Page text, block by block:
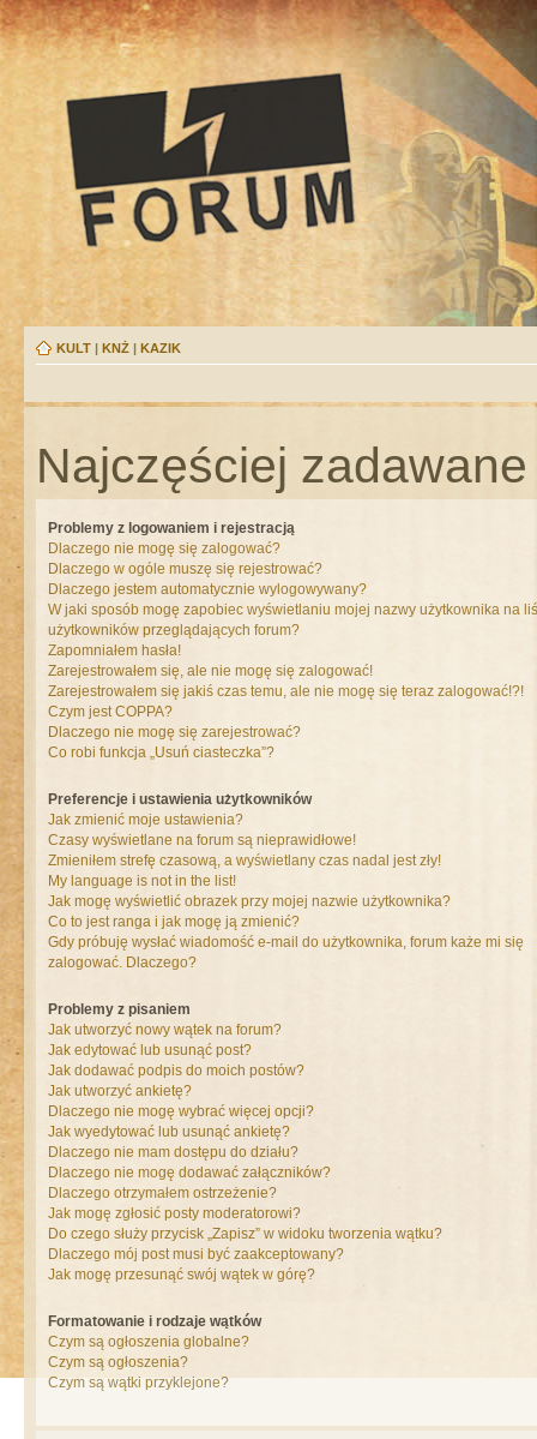
KULT | KNŻ | KAZIK
Najczęściej
Problemy z logowaniem i rejestracją
Dlaczego nie mogę się zalogować?
Dlaczego w ogóle muszę się rejestrować?
Dlaczego jestem automatycznie wylogowywany?
W jaki sposób mogę zapobiec wyświetlaniu mojej nazwy użytkownika na
użytkowników przeglądających forum?
Zapomniałem hasła!
Zarejestrowałem się, ale nie mogę się zalogować!
Zarejestrowałem się jakiś czas temu, ale nie mogę się teraz zalogować!?!
Czym jest COPPA?
Dlaczego nie mogę się zarejestrować?
Co robi funkcja „Usuń ciasteczka”?
Preferencje i ustawienia użytkowników
Jak zmienić moje ustawienia?
Czasy wyświetlane na forum są nieprawidłowe!
Zmieniłem strefę czasową, a wyświetlany czas nadal jest zły!
My language is not in the list!
Jak mogę wyświetlić obrazek przy mojej nazwie użytkownika?
Co to jest ranga i jak mogę ją zmienić?
Gdy próbuję wysłać wiadomość e-mail do użytkownika, forum każe mi się
zalogować. Dlaczego?
Problemy z pisaniem
Jak utworzyć nowy wątek na forum?
Jak edytować lub usunąć post?
Jak dodawać podpis do moich postów?
Jak utworzyć ankietę?
Dlaczego nie mogę wybrać więcej opcji?
Jak wyedytować lub usunąć ankietę?
Dlaczego nie mam dostępu do działu?
Dlaczego nie mogę dodawać załączników?
Dlaczego otrzymałem ostrzeżenie?
Jak mogę zgłosić posty moderatorowi?
Do czego służy przycisk „Zapisz” w widoku tworzenia wątku?
Dlaczego mój post musi być zaakceptowany?
Jak mogę przesunąć swój wątek w górę?
Formatowanie i rodzaje wątków
Czym są ogłoszenia globalne?
Czym są ogłoszenia?
Czym są wątki przyklejone?